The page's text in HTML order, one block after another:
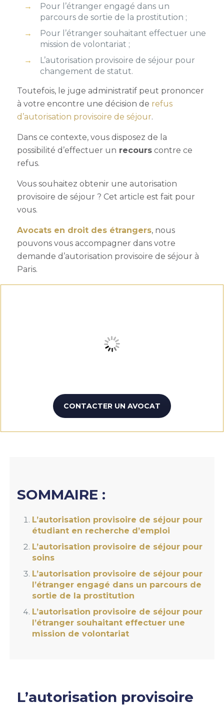
Pour l’étranger engagé dans un
parcours de sortie de la prostitution ;
Pour l’étranger souhaitant effectuer une
mission de volontariat ;
L’autorisation provisoire de séjour pour
changement de statut.
Toutefois, le juge administratif peut prononcer
à votre encontre une décision de refus
d’autorisation provisoire de séjour.
Dans ce contexte, vous disposez de la
possibilité d’effectuer un recourscontre ce
refus.
Vous souhaitez obtenir une autorisation
provisoire de séjour ? Cet article est fait pour
vous.
Avocats en droit des étrangers, nous
pouvons vous accompagner dans votre
demande d’autorisation provisoire de séjour à
Paris.
CONTACTER UN AVOCAT
SOMMAIRE :
L’autorisation provisoire de séjour pour
étudiant en recherche d’emploi
L’autorisation provisoire de séjour pour
soins
L’autorisation provisoire de séjour pour
l’étranger engagé dans un parcours de
sortie de la prostitution
L’autorisation provisoire de séjour pour
l’étranger souhaitant effectuer une
mission de volontariat
L’autorisation provisoire